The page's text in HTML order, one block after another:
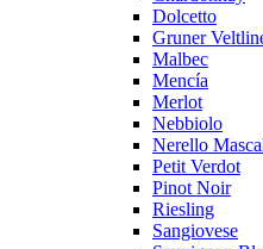
Dolcetto
Gruner
Malbec
Mencía
Merlot
Nebbiolo
Nerello
Petit Verdot
Pinot Noir
Riesling
Sangiovese